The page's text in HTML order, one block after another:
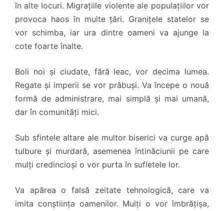
în alte locuri. Migrațiile violente ale populațiilor vor
provoca haos în multe țări. Granițele statelor se
vor schimba, iar ura dintre oameni va ajunge la
cote foarte înalte.
Boli noi și ciudate, fără leac, vor decima lumea.
Regate și imperii se vor prăbuși. Va începe o nouă
formă de administrare, mai simplă și mai umană,
dar în comunități mici.
Sub sfintele altare ale multor biserici va curge apă
tulbure și murdară, asemenea întinăciunii pe care
mulți credincioși o vor purta în sufletele lor.
Va apărea o falsă zeitate tehnologică, care va
imita conștiința oamenilor. Mulți o vor îmbrățișa,